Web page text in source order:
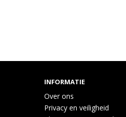
INFORMATIE
Over ons
Privacy en veiligheid